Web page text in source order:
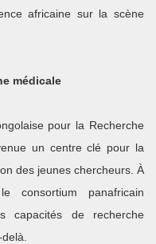
africaine sur la scène
médicale
pour la Recherche
un centre clé pour la
des jeunes chercheurs. À
consortium panafricain
capacités de recherche